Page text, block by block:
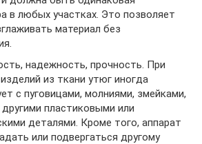
в любых участках. Это позволяет
материал без
надежность, прочность. При
из ткани утюг иногда
с пуговицами, молниями, змейками,
пластиковыми или
деталями. Кроме того, аппарат
или подвергаться другому